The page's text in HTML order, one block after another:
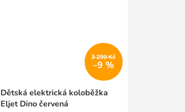
3 299 Kč
–9 %
Dětská elektrická koloběžka
Eljet Dino červená